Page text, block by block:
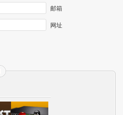
邮箱
网址